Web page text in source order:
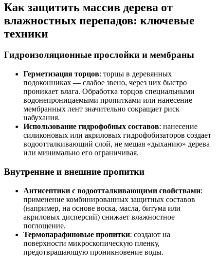
Как защитить массив дерева от
влажностных перепадов: ключевые
техники
Гидроизоляционные прослойки и мембраны
Герметизация торцов: торцы в деревянных
подоконниках — слабое звено, через них быстро
проникает влага. Обработка торцов специальными
водонепроницаемыми пропитками или нанесение
мембранных лент значительно сокращает риск
набухания.
Использование гидрофобных составов: нанесение
силиконовых или акриловых гидрофобизаторов создает
водоотталкивающий слой, не мешая «дыханию» дерева
или минимально его ограничивая.
Внутренние и внешние пропитки
Антисептики с водоотталкивающими свойствами:
применение комбинированных защитных составов
(например, на основе воска, масла, битума или
акриловых дисперсий) снижает влажностное
поглощение.
Термопарафиновые пропитки: создают на
поверхности микроскопическую пленку,
предотвращающую проникновение воды.